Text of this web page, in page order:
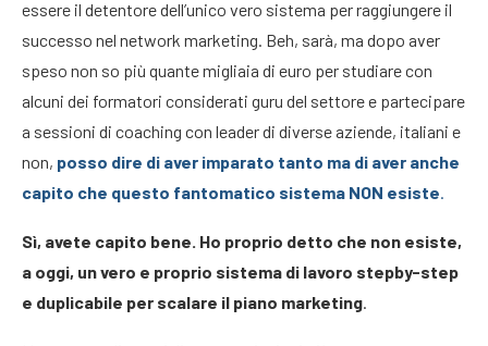
essere il detentore dell’unico vero sistema per raggiungere il
successo nel network marketing. Beh, sarà, ma dopo aver
speso non so più quante migliaia di euro per studiare con
alcuni dei formatori considerati guru del settore e partecipare
a sessioni di coaching con leader di diverse aziende, italiani e
non, posso dire di aver imparato tanto ma di aver anche
capito che questo fantomatico sistema NON esiste.
Sì, avete capito bene. Ho proprio detto che non esiste,
a oggi, un vero e proprio sistema di lavoro stepby-step
e duplicabile per scalare il piano marketing.